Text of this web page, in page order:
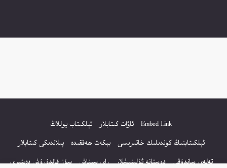
Embed Link ئاۋات كىتابلار
ئېلكىتاب يوللاڭ
ئېلكىتابنىڭ كۈندىلىك خاتىرىسى
بېكەت ھەققىدە
پىلاندىكى كىتابلار
تەلەي ساندۇقى
دوستانە ئۇلىنىشلار راي سىناش سۆز قالدۇرۇش دەپتىرى